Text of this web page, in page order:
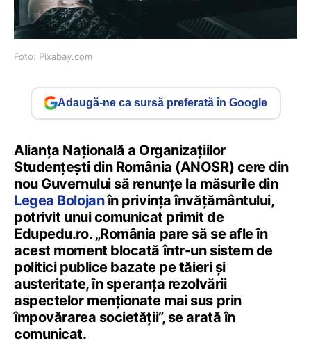
Foto: Pixabay.com
Adaugă-ne ca sursă preferată în Google
Alianța Națională a Organizațiilor
Studențești din România (ANOSR) cere din
nou Guvernului să renunțe la măsurile din
Legea Bolojanîn privința învățământului,
potrivit unui comunicat primit de
Edupedu.ro. „România pare să se afle în
acest moment blocată într-un sistem de
politici publice bazate pe tăieri și
austeritate, în speranța rezolvării
aspectelor menționate mai sus prin
împovărarea societății”, se arată în
comunicat.